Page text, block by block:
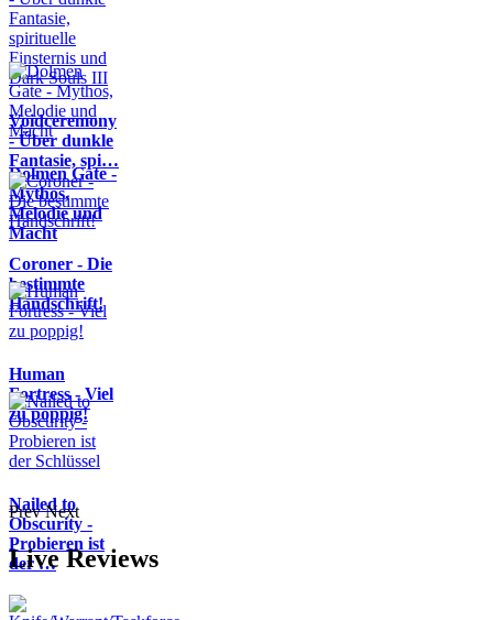
Voidceremony
- Über dunkle
Fantasie, spi…
Dolmen Gate -
Mythos,
Melodie und
Macht
Coroner - Die
bestimmte
Handschrift!
Human
Fortress - Viel
zu poppig!
Nailed to
Obscurity -
Probieren ist
der …
Prev Next
Live Reviews